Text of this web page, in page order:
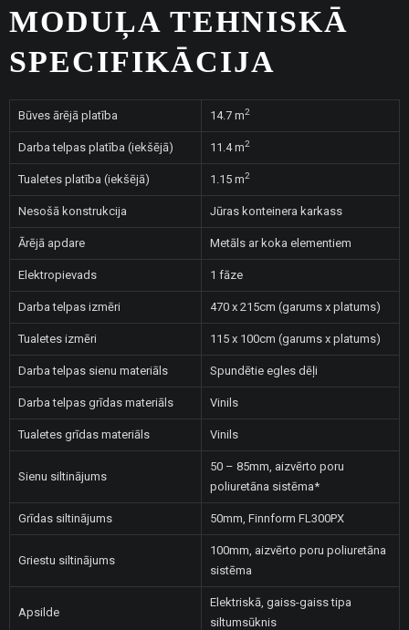
MODUĻA TEHNISKĀ
SPECIFIKĀCIJA
Būves ārējā platība 14.7 m2
Darba telpas platība (iekšējā) 11.4 m2
Tualetes platība (iekšējā) 1.15 m2
Nesošā konstrukcija Jūras konteinera karkass
Ārējā apdare Metāls ar koka elementiem
Elektropievads 1 fāze
Darba telpas izmēri 470 x 215cm (garums x platums)
Tualetes izmēri 115 x 100cm (garums x platums)
Darba telpas sienu materiāls Spundētie egles dēļi
Darba telpas grīdas materiāls Vinils
Tualetes grīdas materiāls Vinils
Sienu siltinājums
50 – 85mm, aizvērto poru
poliuretāna sistēma*
Grīdas siltinājums 50mm, Finnform FL300PX
Griestu siltinājums
100mm, aizvērto poru poliuretāna
sistēma
Apsilde
Elektriskā, gaiss-gaiss tipa
siltumsūknis